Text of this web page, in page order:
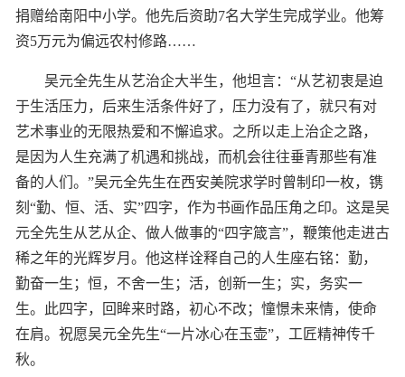
捐赠给南阳中小学。他先后资助7名大学生完成学业。他筹
资5万元为偏远农村修路……
吴元全先生从艺治企大半生，他坦言：“从艺初衷是迫
于生活压力，后来生活条件好了，压力没有了，就只有对
艺术事业的无限热爱和不懈追求。之所以走上治企之路，
是因为人生充满了机遇和挑战，而机会往往垂青那些有准
备的人们。”吴元全先生在西安美院求学时曾制印一枚，镌
刻“勤、恒、活、实”四字，作为书画作品压角之印。这是吴
元全先生从艺从企、做人做事的“四字箴言”，鞭策他走进古
稀之年的光辉岁月。他这样诠释自己的人生座右铭：勤，
勤奋一生；恒，不舍一生；活，创新一生；实，务实一
生。此四字，回眸来时路，初心不改；憧憬未来情，使命
在肩。祝愿吴元全先生“一片冰心在玉壶”，工匠精神传千
秋。